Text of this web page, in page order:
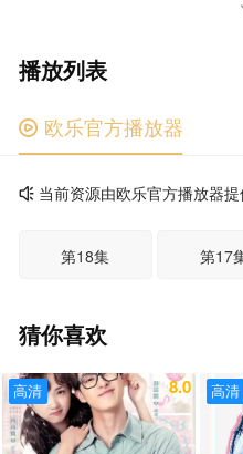
侠，利刃般刺入无数人的生活
饰）、女儿（张瑶 饰）、外孙
播放列表
 欧乐官方播放器
当前资源由欧乐官方播放器
第18集 第17
猜你喜欢
高清 8.0 高清